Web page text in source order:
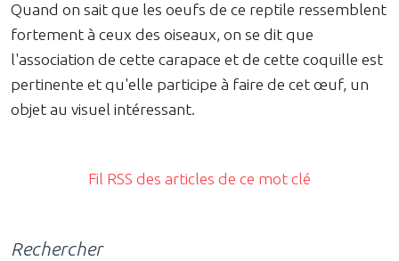
Quand on sait que les oeufs de ce reptile ressemblent
fortement à ceux des oiseaux, on se dit que
l'association de cette carapace et de cette coquille est
pertinente et qu'elle participe à faire de cet œuf, un
objet au visuel intéressant.
Fil RSS des articles de ce mot clé
Rechercher